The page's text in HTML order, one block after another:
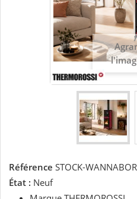
Référence STOCK-
État : Neuf